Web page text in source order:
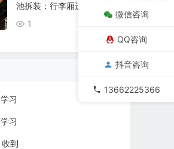
池拆装：行李厢进入、端子
顺序与诊断恢复
1
学习
学习
收到
微信咨询
QQ咨询
抖音咨询
13662225366